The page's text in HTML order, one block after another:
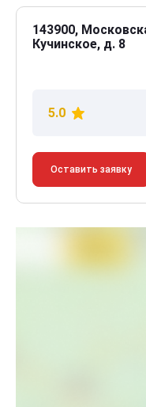
143900,
Кучинское, д. 8
5.0
Оставить заявку